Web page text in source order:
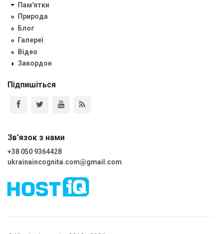
Пам'ятки
Природа
Блог
Галереї
Відео
Закордон
Підпишіться
Зв'язок з нами
+38 050 9364428
ukrainaincognita.com@gmail.com